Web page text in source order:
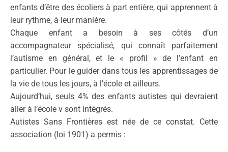
enfants d’être des écoliers à part entière, qui apprennent à
leur rythme, à leur manière.
Chaque enfant a besoin à ses côtés d’un
accompagnateur spécialisé, qui connaît parfaitement
l’autisme en général, et le « profil » de l’enfant en
particulier. Pour le guider dans tous les apprentissages de
la vie de tous les jours, à l’école et ailleurs.
Aujourd’hui, seuls 4% des enfants autistes qui devraient
aller à l’école v sont intégrés.
Autistes Sans Frontières est née de ce constat. Cette
association (loi 1901) a permis :